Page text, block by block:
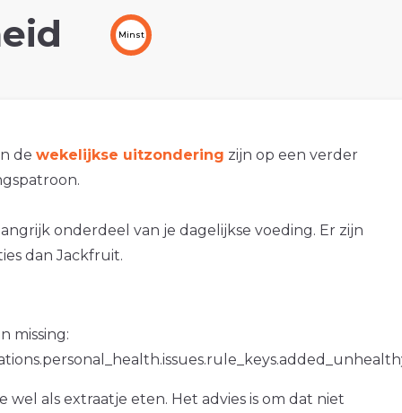
Minst
de wekelijkse uitzondering zijn op een verder
onderdeel van je dagelijkse voeding. Er zijn
dan Jackfruit.
missing:
wel als extraatje eten. Het advies is om dat niet